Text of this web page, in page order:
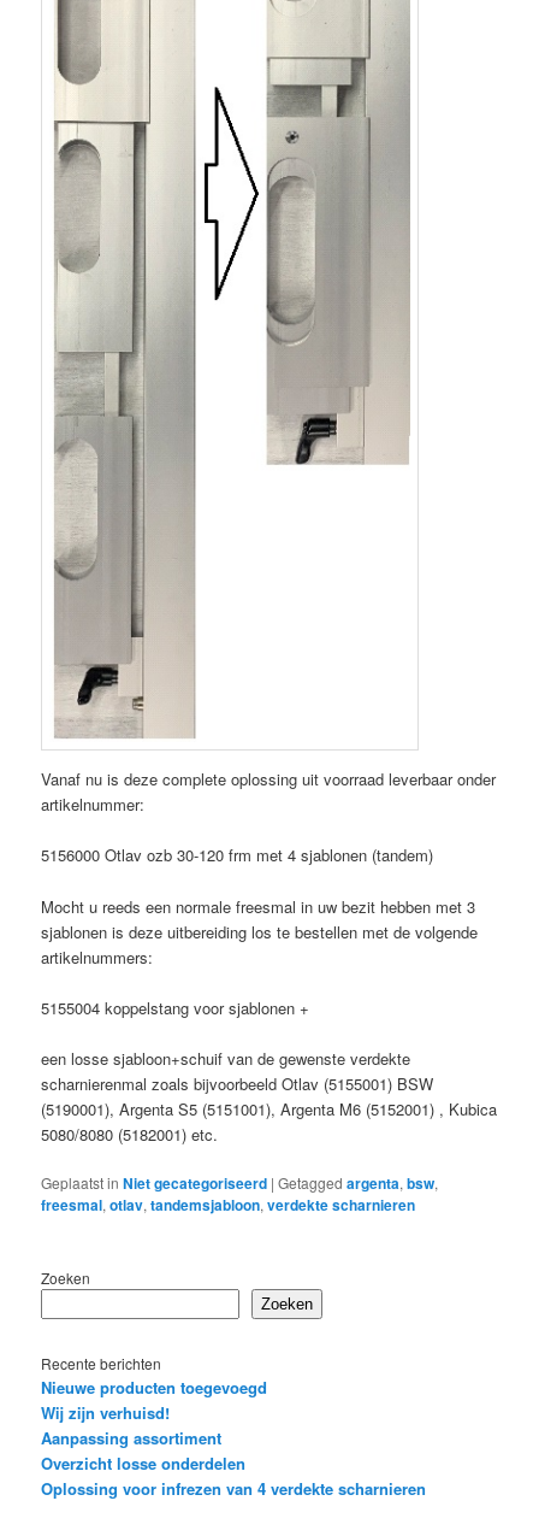
Vanaf nu is deze complete oplossing uit voorraad leverbaar onder
artikelnummer:
5156000 Otlav ozb 30-120 frm met 4 sjablonen (tandem)
Mocht u reeds een normale freesmal in uw bezit hebben met 3
sjablonen is deze uitbereiding los te bestellen met de volgende
artikelnummers:
5155004 koppelstang voor sjablonen +
een losse sjabloon+schuif van de gewenste verdekte
scharnierenmal zoals bijvoorbeeld Otlav (5155001) BSW
(5190001), Argenta S5 (5151001), Argenta M6 (5152001) , Kubica
5080/8080 (5182001) etc.
Geplaatst in Niet gecategoriseerd |Getagged argenta,bsw,
freesmal,otlav,tandemsjabloon,verdekte scharnieren
Zoeken
Zoeken
Recente berichten
Nieuwe producten toegevoegd
Wij zijn verhuisd!
Aanpassing assortiment
Overzicht losse onderdelen
Oplossing voor infrezen van 4 verdekte scharnieren